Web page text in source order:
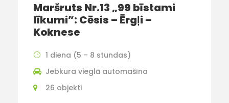
Maršruts Nr.13 „99 bīstami
līkumi”: Cēsis – Ērgl̦i –
Koknese
1 diena (5 – 8 stundas)
Jebkura vieglā automašīna
26 objekti